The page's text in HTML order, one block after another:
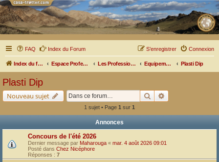
FAQ Index du Forum Connexion
S’enregistrer
Index du forum Espace Professionnel Les Professionnels nous parlent Equipements et Matériels Plasti Dip
Plasti Dip
Nouveau sujet Rechercher
1 sujet • Page 1 sur 1
Annonces
Concours de l'été 2026
Dernier message par Maharouga « mar. 4 août 2026 09:01
Posté dans Chez Nicéphore
Réponses : 7